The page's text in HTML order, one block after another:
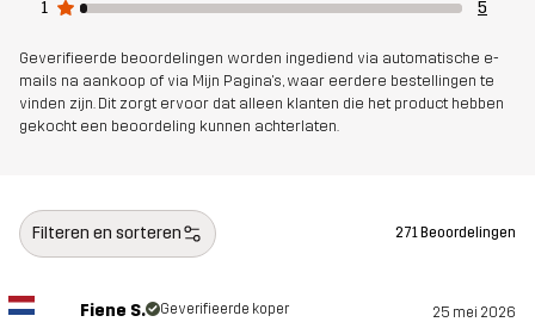
lees hier
Ontworpen
Artikelnummer 10990_4758
1
5
Geverifieerde beoordelingen worden ingediend via automatische e-
mails na aankoop of via Mijn Pagina's, waar eerdere bestellingen te
vinden zijn. Dit zorgt ervoor dat alleen klanten die het product hebben
gekocht een beoordeling kunnen achterlaten.
Filteren en sorteren 271 Beoordelingen
Fiene S. Geverifieerde koper 25 mei 2026